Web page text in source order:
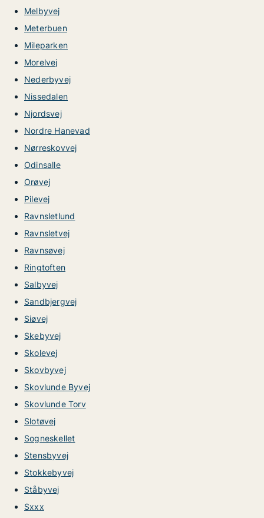
Melbyvej
Meterbuen
Mileparken
Morelvej
Nederbyvej
Nissedalen
Njordsvej
Nordre Hanevad
Nørreskovvej
Odinsalle
Orøvej
Pilevej
Ravnsletlund
Ravnsletvej
Ravnsøvej
Ringtoften
Salbyvej
Sandbjergvej
Siøvej
Skebyvej
Skolevej
Skovbyvej
Skovlunde Byvej
Skovlunde Torv
Slotøvej
Sogneskellet
Stensbyvej
Stokkebyvej
Ståbyvej
Sxxx